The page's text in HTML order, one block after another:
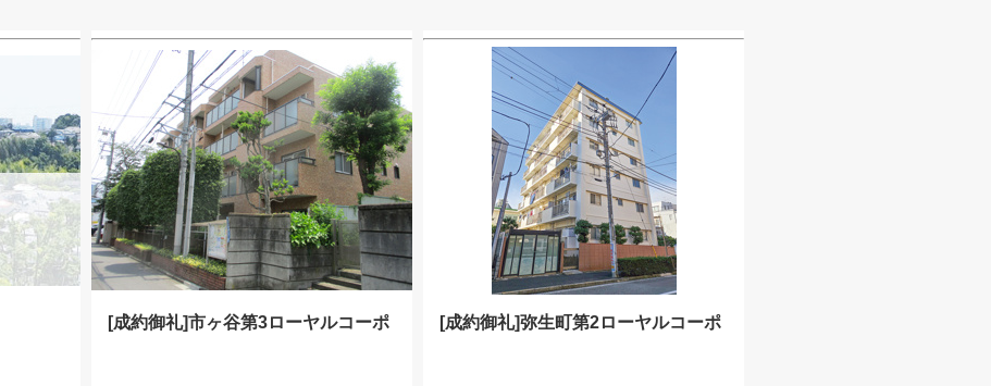
[成約御礼]市ヶ谷第3ローヤルコーポ [成約御礼]弥生町第2ローヤルコーポ